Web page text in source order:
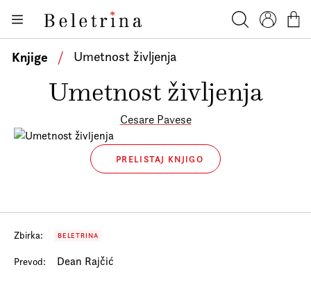
Beletrina
Knjige
Avtorji
Novice
Akcije
Beletrinini projekti
Knjige / Umetnost življenja
Umetnost življenja
Cesare Pavese
PRELISTAJ KNJIGO
Zbirka: BELETRINA
Prevod: Dean Rajčić